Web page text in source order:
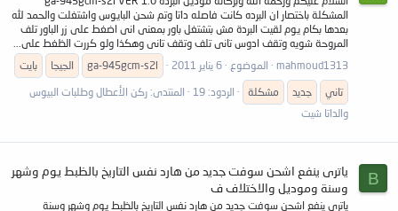
المشكلة باختصار ان البرده كانت فاصله داتا وتم شحن البايوس واشتغلت والحمد لله
بعدها بكام يوم لقيت البردة مش بتشتغل باور بمعنى انى اضغط على زر الباور تلف
المروحة شويه وتقف ادوس تانى تلف وتقف تانى وهكذا ولو كررت الظغط على...
mahmoud1313
الموضوع 6 يناير 2011 ga-945gcm-s2l الجيجا
بايت
تاني
جديد مشكلة الردود: 19 المنتدى: ركن الأعطال وطلبات البيوس
والداتا شيت
B
ياترى ينفع اشحن سوفت جديد من هارد نفس التاريخ بالظبط يوم وشهر
وسنة وموديل والاختلاف ف
ياترى ينفع اشحن سوفت جديد من هارد نفس التاريخ بالظبط يوم وشهر وسنة